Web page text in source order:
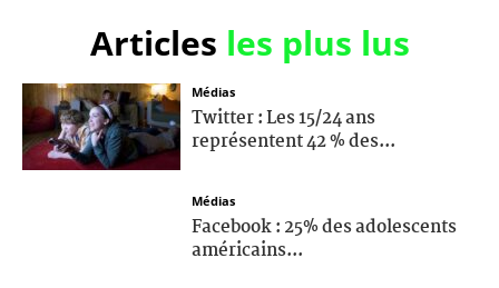
Articles les plus lus
Médias
Twitter : Les 15/24 ans
représentent 42 % des...
Médias
Facebook : 25% des adolescents
américains...